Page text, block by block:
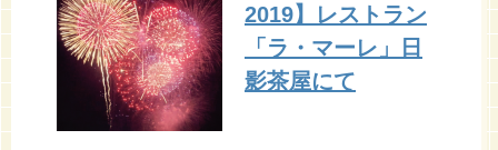
2019】レストラン
「ラ・マーレ」日
影茶屋にて